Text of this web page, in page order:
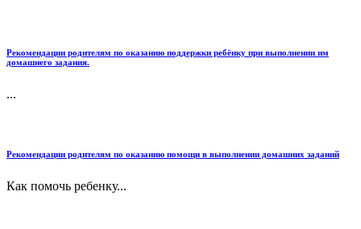
Рекомендации родителям по оказанию поддержки ребёнку при выполнении им
домашнего задания.
...
Рекомендации родителям по оказанию помощи в выполнении домашних заданий
Как помочь ребенку...